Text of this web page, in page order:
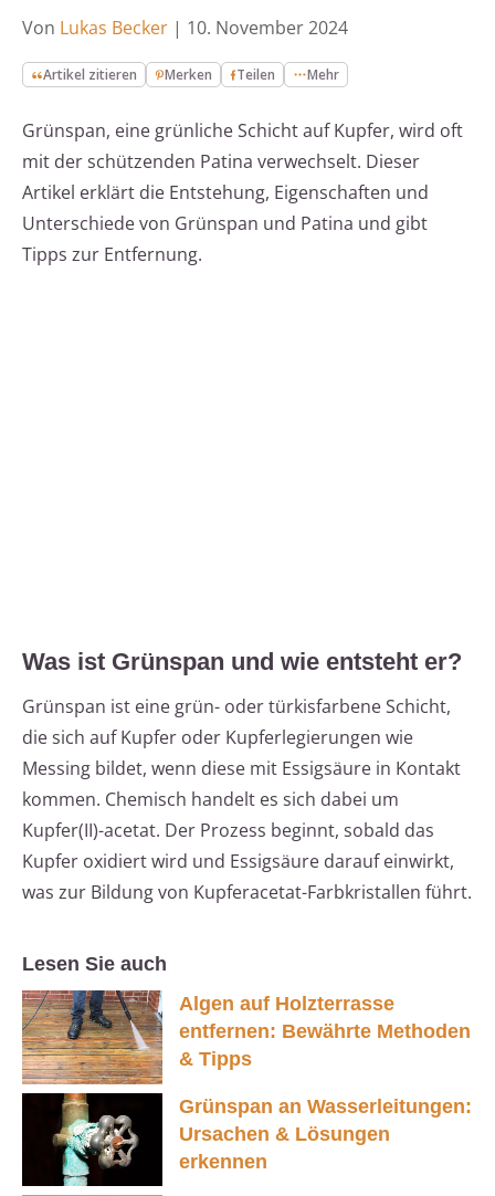
Von Lukas Becker | 10. November 2024
Artikel zitieren Merken Teilen Mehr
Grünspan, eine grünliche Schicht auf Kupfer, wird oft
mit der schützenden Patina verwechselt. Dieser
Artikel erklärt die Entstehung, Eigenschaften und
Unterschiede von Grünspan und Patina und gibt
Tipps zur Entfernung.
Was ist Grünspan und wie entsteht er?
Grünspan ist eine grün- oder türkisfarbene Schicht,
die sich auf Kupfer oder Kupferlegierungen wie
Messing bildet, wenn diese mit Essigsäure in Kontakt
kommen. Chemisch handelt es sich dabei um
Kupfer(II)-acetat. Der Prozess beginnt, sobald das
Kupfer oxidiert wird und Essigsäure darauf einwirkt,
was zur Bildung von Kupferacetat-Farbkristallen führt.
Lesen Sie auch
Algen auf Holzterrasse
entfernen: Bewährte Methoden
& Tipps
Grünspan an Wasserleitungen:
Ursachen & Lösungen
erkennen